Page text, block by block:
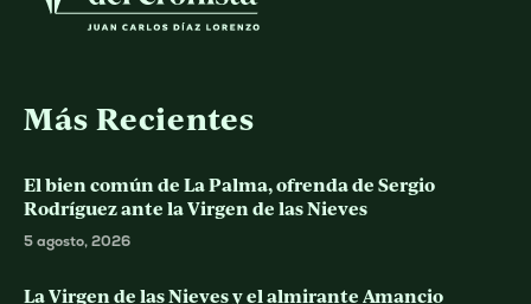
Más Recientes
El bien común de La Palma, ofrenda de Sergio
Rodríguez ante la Virgen de las Nieves
5 agosto, 2026
La Virgen de las Nieves y el almirante Amancio